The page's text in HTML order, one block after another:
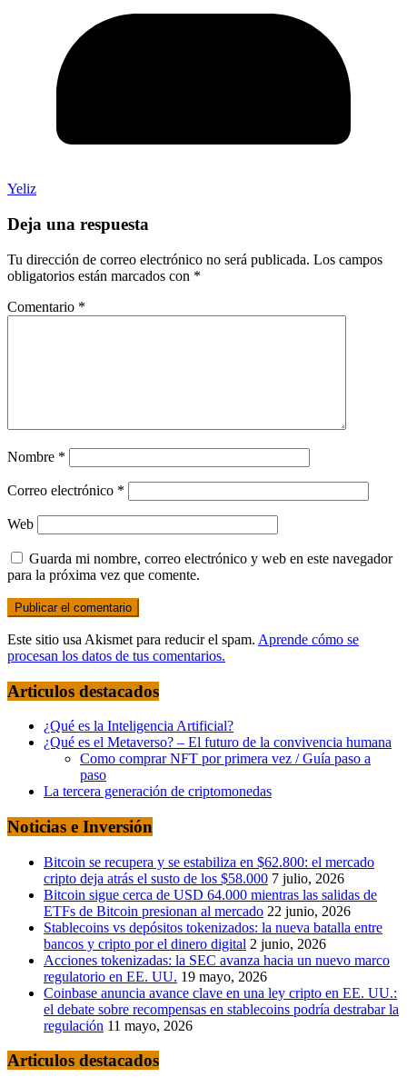
Yeliz
Deja una respuesta
Tu dirección de correo electrónico no será publicada. Los campos
obligatorios están marcados con *
Comentario *
Nombre *
Correo electrónico *
Web
Guarda mi nombre, correo electrónico y web en este navegador
para la próxima vez que comente.
Este sitio usa Akismet para reducir el spam. Aprende cómo se
procesan los datos de tus comentarios.
Articulos destacados
¿Qué es la Inteligencia Artificial?
¿Qué es el Metaverso? – El futuro de la convivencia humana
Como comprar NFT por primera vez / Guía paso a
paso
La tercera generación de criptomonedas
Noticias e Inversión
Bitcoin se recupera y se estabiliza en $62.800: el mercado
cripto deja atrás el susto de los $58.000 7 julio, 2026
Bitcoin sigue cerca de USD 64.000 mientras las salidas de
ETFs de Bitcoin presionan al mercado 22 junio, 2026
Stablecoins vs depósitos tokenizados: la nueva batalla entre
bancos y cripto por el dinero digital 2 junio, 2026
Acciones tokenizadas: la SEC avanza hacia un nuevo marco
regulatorio en EE. UU. 19 mayo, 2026
Coinbase anuncia avance clave en una ley cripto en EE. UU.:
el debate sobre recompensas en stablecoins podría destrabar la
regulación 11 mayo, 2026
Articulos destacados